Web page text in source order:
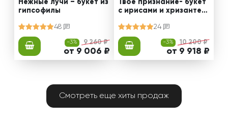
Нежные лучи – букет из
гипсофилы
48
-3% 9 260 ₽
от 9 006 ₽
Твое признание- букет
с ирисами и хризантем
24
-3% 10 200 ₽
от 9 918 ₽
Смотреть еще хиты продаж